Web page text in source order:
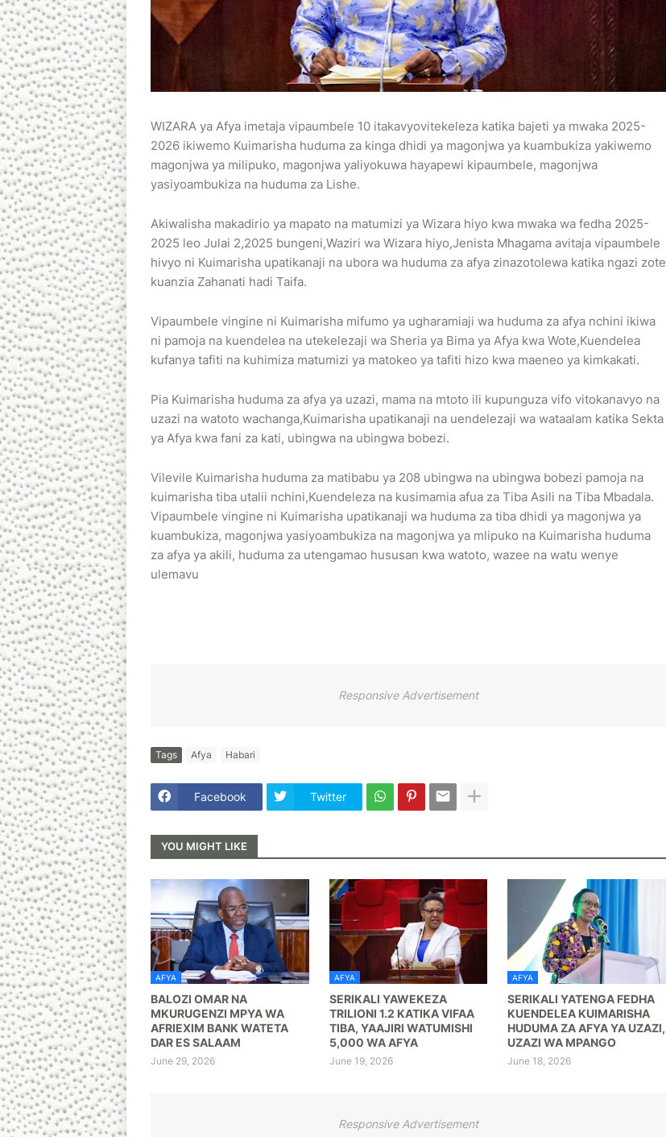
WIZARA ya Afya imetaja vipaumbele 10 itakavyovitekeleza katika bajeti ya mwaka 2025-
2026 ikiwemo Kuimarisha huduma za kinga dhidi ya magonjwa ya kuambukiza yakiwemo
magonjwa ya milipuko, magonjwa yaliyokuwa hayapewi kipaumbele, magonjwa
yasiyoambukiza na huduma za Lishe.
Akiwalisha makadirio ya mapato na matumizi ya Wizara hiyo kwa mwaka wa fedha 2025-
2025 leo Julai 2,2025 bungeni,Waziri wa Wizara hiyo,Jenista Mhagama avitaja vipaumbele
hivyo ni Kuimarisha upatikanaji na ubora wa huduma za afya zinazotolewa katika ngazi zote
kuanzia Zahanati hadi Taifa.
Vipaumbele vingine ni Kuimarisha mifumo ya ugharamiaji wa huduma za afya nchini ikiwa
ni pamoja na kuendelea na utekelezaji wa Sheria ya Bima ya Afya kwa Wote,Kuendelea
kufanya tafiti na kuhimiza matumizi ya matokeo ya tafiti hizo kwa maeneo ya kimkakati.
Pia Kuimarisha huduma za afya ya uzazi, mama na mtoto ili kupunguza vifo vitokanavyo na
uzazi na watoto wachanga,Kuimarisha upatikanaji na uendelezaji wa wataalam katika Sekta
ya Afya kwa fani za kati, ubingwa na ubingwa bobezi.
Vilevile Kuimarisha huduma za matibabu ya 208 ubingwa na ubingwa bobezi pamoja na
kuimarisha tiba utalii nchini,Kuendeleza na kusimamia afua za Tiba Asili na Tiba Mbadala.
Vipaumbele vingine ni Kuimarisha upatikanaji wa huduma za tiba dhidi ya magonjwa ya
kuambukiza, magonjwa yasiyoambukiza na magonjwa ya mlipuko na Kuimarisha huduma
za afya ya akili, huduma za utengamao hususan kwa watoto, wazee na watu wenye
ulemavu
Responsive Advertisement
Tags Afya Habari
Facebook Twitter
YOU MIGHT LIKE
AFYA
BALOZI OMAR NA
MKURUGENZI MPYA WA
AFRIEXIM BANK WATETA
DAR ES SALAAM
June 29, 2026
AFYA
SERIKALI YAWEKEZA
TRILIONI 1.2 KATIKA VIFAA
TIBA, YAAJIRI WATUMISHI
5,000 WA AFYA
June 19, 2026
AFYA
SERIKALI YATENGA FEDHA
KUENDELEA KUIMARISHA
HUDUMA ZA AFYA YA UZAZI,
UZAZI WA MPANGO
June 18, 2026
Responsive Advertisement